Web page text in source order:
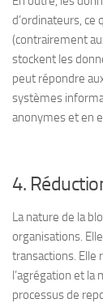
d’ordinateurs,
(contrairement
stockent les
peut répondre
systèmes
anonymes et en
4.
La nature de la
organisations.
transactions. Elle
l’agrégation et
processus de